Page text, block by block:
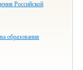
Российской
образования